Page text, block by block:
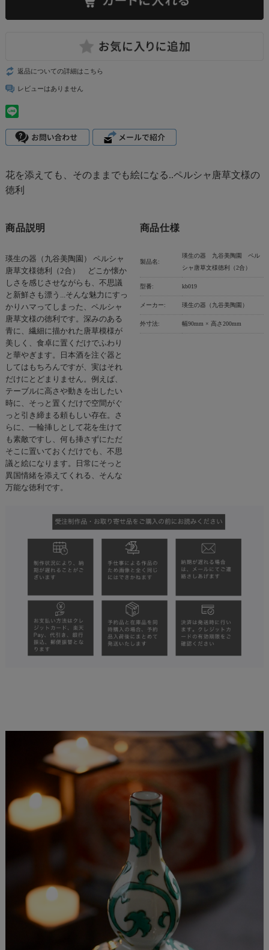
返品についての詳細はこちら
レビューはありません
花を添えても、そのままでも絵になる..ペルシャ唐草文様の
徳利
商品説明
瑛生の器（九谷美陶園） ペルシャ
唐草文様徳利（2合） どこか懐か
しさを感じさせながらも、不思議
と新鮮さも漂う...そんな魅力にすっ
かりハマってしまった、ペルシャ
唐草文様の徳利です。深みのある
青に、繊細に描かれた唐草模様が
美しく、食卓に置くだけでふわり
と華やぎます。日本酒を注ぐ器と
してはもちろんですが、実はそれ
だけにとどまりません。例えば、
テーブルに高さや動きを出したい
時に、そっと置くだけで空間がぐ
っと引き締まる頼もしい存在。さ
らに、一輪挿しとして花を生けて
も素敵ですし、何も挿さずにただ
そこに置いておくだけでも、不思
議と絵になります。日常にそっと
異国情緒を添えてくれる、そんな
万能な徳利です。
商品仕様
製品名:
瑛生の器 九谷美陶園 ペル
シャ唐草文様徳利（2合）
型番: kb019
メーカー: 瑛生の器（九谷美陶園）
外寸法: 幅90mm × 高さ200mm